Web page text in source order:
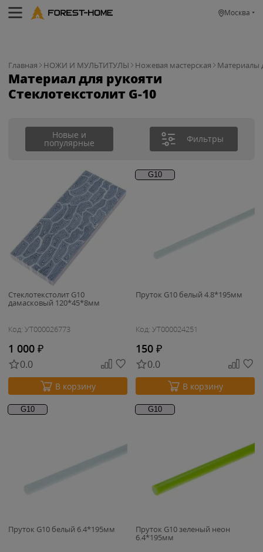
Москва
Главная НОЖИ И МУЛЬТИТУЛЫ Ножевая мастерская Материалы
Материал для рукояти
Стеклотекстолит G-10
Новые и
популярные Фильтры
Стеклотекстолит G10
дамасковый 120*45*8мм
Код: УТ000026773
1 000 ₽
0.0
В корзину
G10
Пруток G10 белый 4.8*195мм
Код: УТ000024251
150 ₽
0.0
В корзину
G10
Пруток G10 белый 6.4*195мм
G10
Пруток G10 зеленый неон
6.4*195мм